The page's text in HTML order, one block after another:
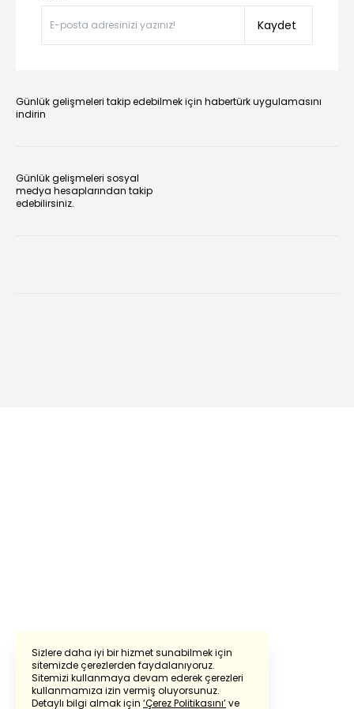
Sizlere daha iyi bir hizmet sunabilmek için
sitemizde çerezlerden faydalanıyoruz.
Sitemizi kullanmaya devam ederek çerezleri
kullanmamıza izin vermiş oluyorsunuz.
Detaylı bilgi almak için ‘Çerez Politikasını’ve
Kaydet
Günlük gelişmeleri takip edebilmek için habertürk uygulamasını
indirin
Günlük gelişmeleri sosyal
medya hesaplarından takip
edebilirsiniz.
Powered by Translate